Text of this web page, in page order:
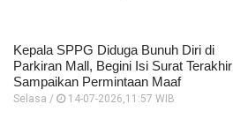
Kepala SPPG Diduga Bunuh Diri di
Parkiran Mall, Begini Isi Surat Terakhir
Sampaikan Permintaan Maaf
Selasa / 14-07-2026,11:57 WIB